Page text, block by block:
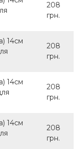
208
грн.
14см
208
грн.
14см
208
грн.
14см
208
грн.